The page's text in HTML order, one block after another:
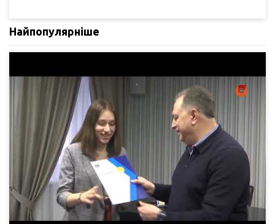
Найпопулярніше